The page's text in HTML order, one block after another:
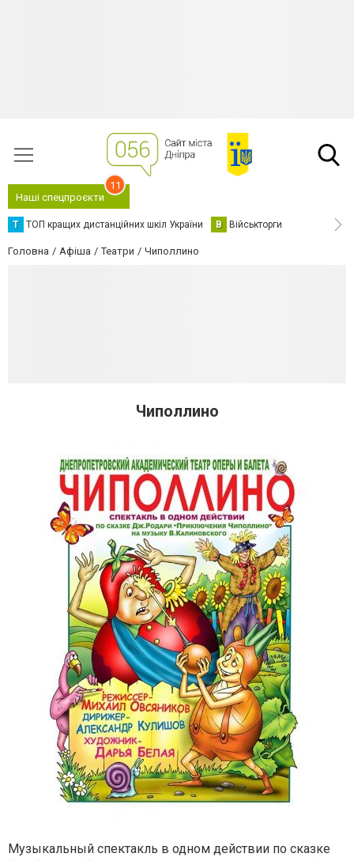
Наші спецпроєкти
11
Т ТОП кращих дистанційних шкіл України В Військторги
Головна Афіша Театри Чиполлино
Чиполлино
Музыкальный спектакль в одном действии по сказке